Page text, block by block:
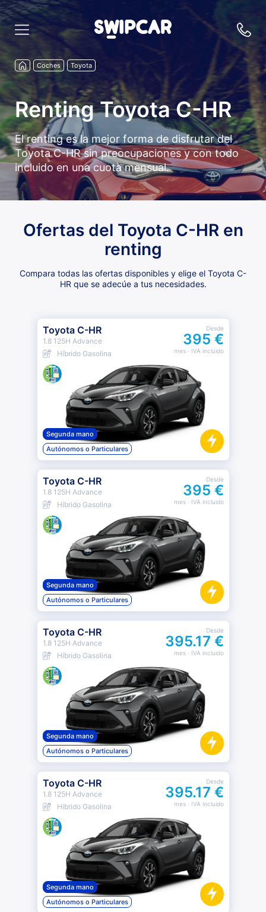
Coches Toyota
Renting Toyota C-HR
El renting es la mejor forma de disfrutar del
Toyota C-HR sin preocupaciones y con todo
incluido en una cuota mensual.
Ofertas del Toyota C-HR en
renting
Compara todas las ofertas disponibles y elige el Toyota C-
HR que se adecúe a tus necesidades.
Toyota C-HR
1.8 125H Advance
Híbrido Gasolina
Desde
395 €
mes· IVA incluido
Segunda mano
Autónomos o Particulares
Toyota C-HR
1.8 125H Advance
Híbrido Gasolina
Desde
395 €
mes· IVA incluido
Segunda mano
Autónomos o Particulares
Toyota C-HR
1.8 125H Advance
Híbrido Gasolina
Desde
395.17 €
mes· IVA incluido
Segunda mano
Autónomos o Particulares
Toyota C-HR
1.8 125H Advance
Híbrido Gasolina
Desde
395.17 €
mes· IVA incluido
Segunda mano
Autónomos o Particulares